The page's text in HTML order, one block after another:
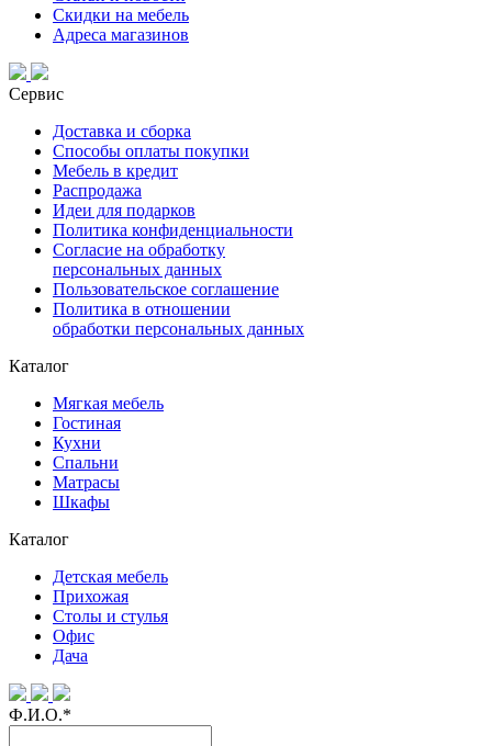
Скидки на мебель
Адреса магазинов
Сервис
Доставка и сборка
Способы оплаты покупки
Мебель в кредит
Распродажа
Идеи для подарков
Политика конфиденциальности
Согласие на обработку
персональных данных
Пользовательское соглашение
Политика в отношении
обработки персональных данных
Каталог
Мягкая мебель
Гостиная
Кухни
Спальни
Матрасы
Шкафы
Каталог
Детская мебель
Прихожая
Столы и стулья
Офис
Дача
Ф.И.О.*